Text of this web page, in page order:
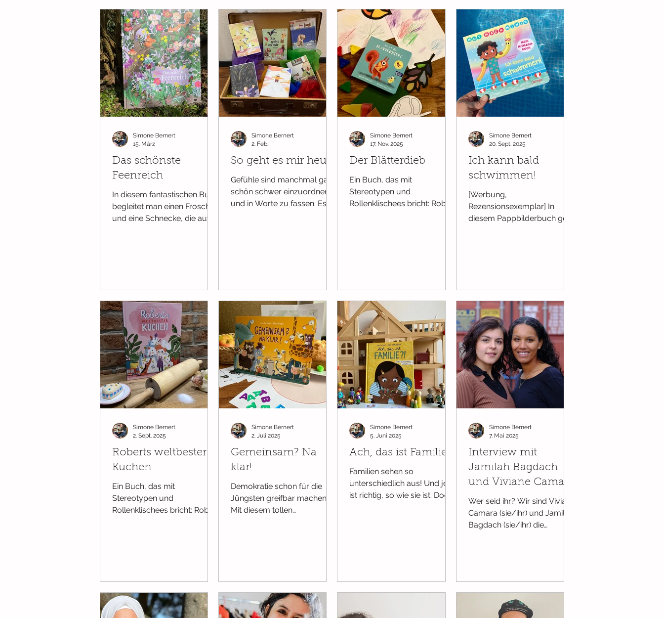
eine ganz dumme Idee
ausprobiert. Doch
gemeinsam kommen die
Tiere auf eine Idee. Es
braucht einen Plan - und
zwar einen Hitze-
Überlebens-Spaß-Plan.
Jedes Tier ist gefragt und
bringt sich aktiv ein. Wie der
Plan dann aussieht? Lest
einem recht ungewöhnlichen
ersten Gast zurück: einem
Oger. Doch der hat ganz
andere Vorstellungen von
einem leckeren Gericht als
Rene.
in diesem Erstlesebuch in
Comic-Art sind fast alle drei
Buchstaben lang. Die kurzen
Sätze und die farbliche
Kennzeichnung erleichtern
das Lesen und fördern so
gekonnt die Lesemotivation.
Zum ersten Selbstlesen o
Das schönste
Feenreich
In diesem fantastischen Buch
begleitet man einen Frosch
und eine Schnecke, die auf
Feenreiche machen es ihnen
wirklich nicht leicht, denn
jedes ist so einzigartig
wunderschön, dass eine
Entscheidung nahezu
unmöglich erscheint. Doch
schließlich wählt jedes Tier
im geheimen und auch jedes
Kind kann mit abstimmen.
Wie die Wahl ausfällt? Das
bleibt offen ...
Simone Bernert
15. März
So geht es mir heute
Gefühle sind manchmal ganz
schön schwer einzuordnen
und in Worte zu fassen. Es
oder neu entdecken und vor
allem: Worte dafür finden. Da
ist z.B. dieser Hund, der den
Kopf einzieht und geknickt
nach oben schaut. Er sitzt vor
einem gedeckten Tisch mit
Leckereien und hat den
Schwanz eingezogen. Auf
dem Boden liegt
Simone Bernert
2. Feb.
Der Blätterdieb
Ein Buch, das mit
Stereotypen und
Rollenklischees bricht: Robert
Simone Bernert
17. Nov. 2025
Ich kann bald
schwimmen!
[Werbung,
Rezensionsexemplar] In
diesem Pappbilderbuch geht
Simone Bernert
20. Sept. 2025
Roberts weltbester
Kuchen
Ein Buch, das mit
Stereotypen und
Rollenklischees bricht: Robert
backen.
Simone Bernert
2. Sept. 2025
Gemeinsam? Na
klar!
Demokratie schon für die
Jüngsten greifbar machen?
Mit diesem tollen
Simone Bernert
2. Juli 2025
Ach, das ist Familie?!
Familien sehen so
unterschiedlich aus! Und jede
ist richtig, so wie sie ist. Doch
Simone Bernert
5. Juni 2025
Interview mit
Jamilah Bagdach
und Viviane Camara
Wer seid ihr? Wir sind Viviane
Camara (sie/ihr) und Jamilah
Bagdach (sie/ihr) die
Simone Bernert
7. Mai 2025